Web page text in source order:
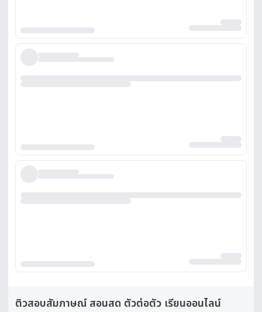
ติวสอบสัมภาษณ์ สอนสด ตัวต่อตัว เรียนออนไลน์